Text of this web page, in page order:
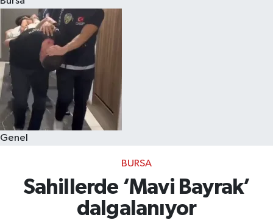
Genel
BURSA
Sahillerde ‘Mavi Bayrak’
dalgalanıyor
Eğitim
Sağlık
Magazin
Kültür & Sanat
Teknoloji